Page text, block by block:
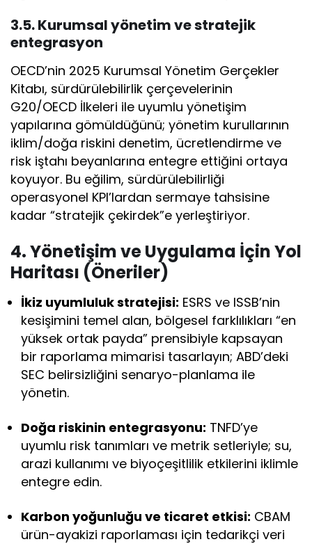
3.5. Kurumsal yönetim ve stratejik
entegrasyon
OECD’nin 2025 Kurumsal Yönetim Gerçekler
Kitabı, sürdürülebilirlik çerçevelerinin
G20/OECD İlkeleri ile uyumlu yönetişim
yapılarına gömüldüğünü; yönetim kurullarının
iklim/doğa riskini denetim, ücretlendirme ve
risk iştahı beyanlarına entegre ettiğini ortaya
koyuyor. Bu eğilim, sürdürülebilirliği
operasyonel KPI’lardan sermaye tahsisine
kadar “stratejik çekirdek”e yerleştiriyor.
4. Yönetişim ve Uygulama İçin Yol
Haritası (Öneriler)
İkiz uyumluluk stratejisi: ESRS ve ISSB’nin
kesişimini temel alan, bölgesel farklılıkları “en
yüksek ortak payda” prensibiyle kapsayan
bir raporlama mimarisi tasarlayın; ABD’deki
SEC belirsizliğini senaryo-planlama ile
yönetin.
Doğa riskinin entegrasyonu: TNFD’ye
uyumlu risk tanımları ve metrik setleriyle; su,
arazi kullanımı ve biyoçeşitlilik etkilerini iklimle
entegre edin.
Karbon yoğunluğu ve ticaret etkisi: CBAM
ürün-ayakizi raporlaması için tedarikçi veri